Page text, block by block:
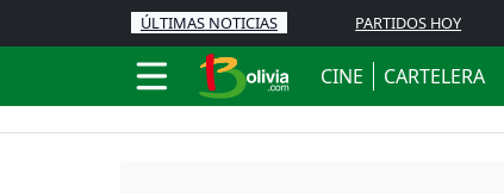
ÚLTIMAS NOTICIAS PARTIDOS HOY
CINE CARTELERA